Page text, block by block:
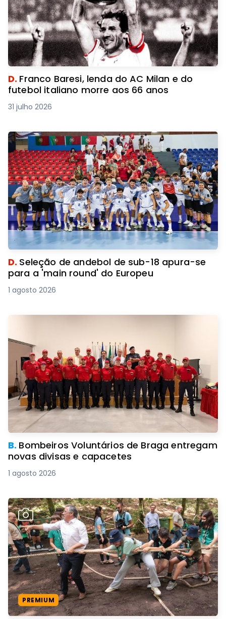
D. Franco Baresi, lenda do AC Milan e do
futebol italiano morre aos 66 anos
31 julho 2026
D. Seleção de andebol de sub-18 apura-se
para a 'main round' do Europeu
1 agosto 2026
B. Bombeiros Voluntários de Braga entregam
novas divisas e capacetes
1 agosto 2026
PREMIUM